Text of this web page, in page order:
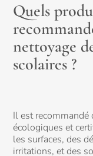
Quels
nettoyage
scolaires ?
Il est recommandé
écologiques et
les surfaces, des
irritations, et des